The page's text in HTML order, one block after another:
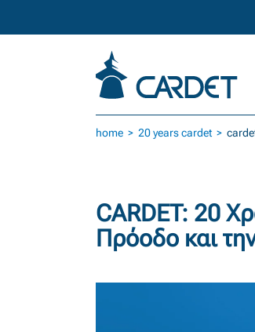
Skip to main content
home 20 years cardet
CARDET: 20
Πρόοδο και